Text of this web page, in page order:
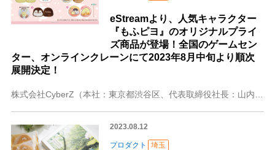
eStreamより、人気キャラクター
『もふピヨ』のオリジナルプライ
ズ商品が登場！全国のゲームセン
ター、オンラインクレーンにて2023年8月中旬より順次
展開決定！
株式会社CyberZ（本社：東京都渋谷区、代表取締役社長：山内隆裕）の連結子会社、株式会社eStream（本社：東京都渋谷区、代表取締役社長：高井里菜）は、全国
2023.08.12
プロダクト 埼玉